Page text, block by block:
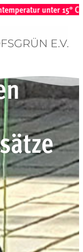
15° C) | Bei